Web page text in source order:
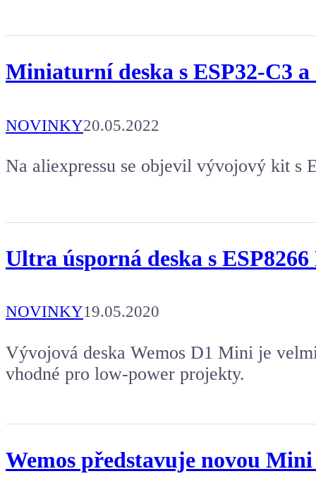
Miniaturní deska s ESP32-C3
NOVINKY20.05.2022
Na aliexpressu se objevil vývojový kit s
Ultra úsporná deska s
NOVINKY19.05.2020
Vývojová deska Wemos D1 Mini je
vhodné pro low-power projekty.
Wemos představuje novou